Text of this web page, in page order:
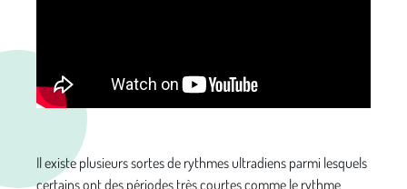
Il existe plusieurs sortes de rythmes ultradiens parmi lesquels
certains ont des périodes très courtes comme le rythme